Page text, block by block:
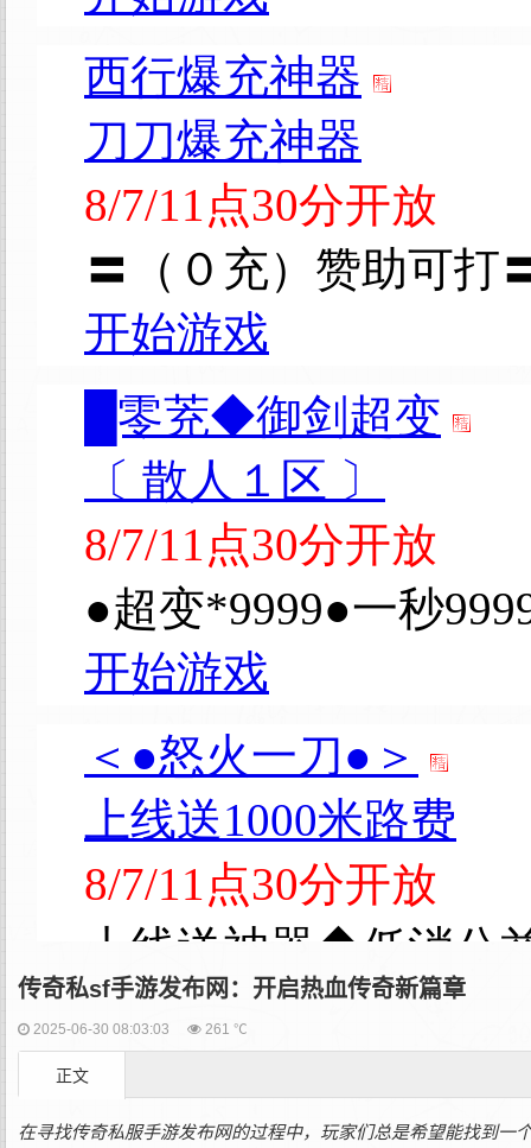
传奇私sf手游发布网：开启热血传奇新篇章
2025-06-30 08:03:03 261 ℃
正文
在寻找传奇私服手游发布网的过程中，玩家们总是希望能找到